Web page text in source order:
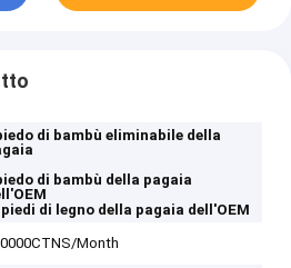
di bambù eliminabile della
di bambù della pagaia
di legno della pagaia dell'OEM
Month